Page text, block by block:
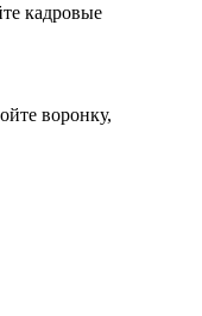
кадровые
воронку,